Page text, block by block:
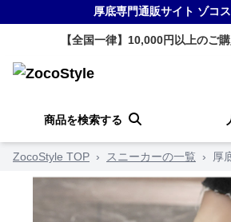
厚底専門通販サイト ゾコ
【全国一律】10,000円以上のご
商品を検索する
ZocoStyle TOP › スニーカーの一覧 › 厚